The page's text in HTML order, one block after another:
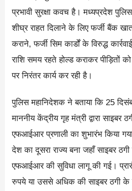
प्रभावी सुरक्षा कवच है। मध्यप्रदेश
शीघ्र राहत दिलाने के लिए फर्जी बैंक
कराने, फर्जी सिम कार्डों के विरुद्ध
राशि समय रहते होल्ड कराकर पीड़ितों
पर निरंतर कार्य कर रही है।
पुलिस महानिदेशक ने बताया कि 25
माननीय केंद्रीय गृह मंत्री द्वारा साइबर
एफआईआर प्रणाली का शुभारंभ किया
देश का दूसरा राज्य बना जहाँ साइबर
एफआईआर की सुविधा लागू की गई।
रुपये या उससे अधिक की साइबर ठगी के